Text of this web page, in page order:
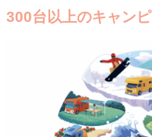
300台以上のキャン